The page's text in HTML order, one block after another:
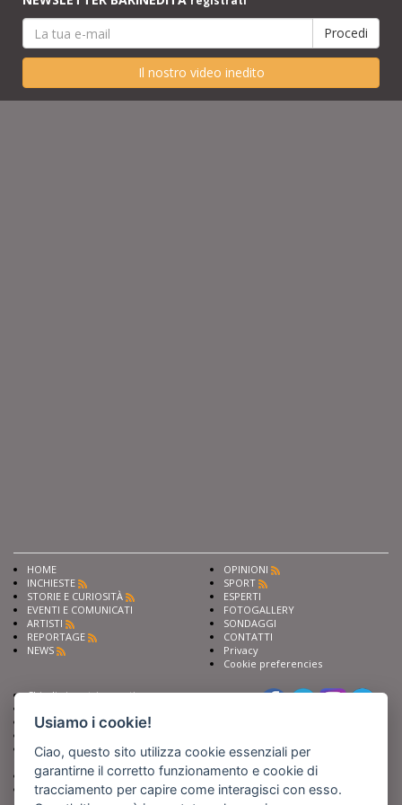
Il nostro video inedito
HOME
INCHIESTE
STORIE E CURIOSITÀ
EVENTI E COMUNICATI
ARTISTI
REPORTAGE
NEWS
OPINIONI
SPORT
ESPERTI
FOTOGALLERY
SONDAGGI
CONTATTI
Privacy
Cookie preferencies
Chiedi ai nostri esperti
Fai pubblicità con noi
Iscriviti al nostro corso di
giornalismo
Compra i nostri libri
Entra in Barinedita Map
Usiamo i cookie!
Ciao, questo sito utilizza cookie essenziali per
garantirne il corretto funzionamento e cookie di
tracciamento per capire come interagisci con esso.